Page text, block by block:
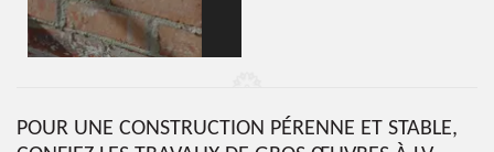
POUR UNE CONSTRUCTION PÉRENNE ET STABLE,